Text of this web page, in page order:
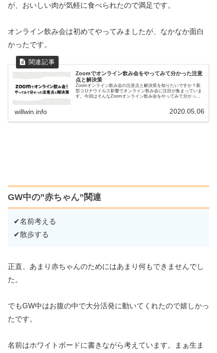
が、おいしい肉が気軽に食べられたので満足です。
オンライン飲み会は初めてやってみましたが、なかなか面白
かったです。
Zoomでオンライン飲み会をやってみて分かった注意
点と解決策
Zoomオンライン飲み会の注意点と解決策を知りたいですか？新
型コロナウイルス影響でオンライン飲み会に注目が集まっていま
す。今回はそんなZoomオンライン飲み会をやってみて分かった
willwin.info 2020.05.06
GW中の”赤ちゃん”関連
✔名前考える
✔散歩する
正直、あまり赤ちゃんのためにはあまり何もできませんでし
た。
でもGW中はお腹の中で大分活発に動いてくれたので嬉しかっ
たです。
名前はホワイトボードに書きながら考えています。まぁ生ま